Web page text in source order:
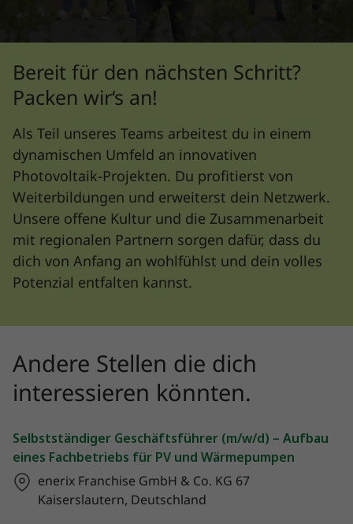
Bereit für den nächsten Schritt?
Packen wir‘s an!
Als Teil unseres Teams arbeitest du in einem
dynamischen Umfeld an innovativen
Photovoltaik-Projekten. Du profitierst von
Weiterbildungen und erweiterst dein Netzwerk.
Unsere offene Kultur und die Zusammenarbeit
mit regionalen Partnern sorgen dafür, dass du
dich von Anfang an wohlfühlst und dein volles
Potenzial entfalten kannst.
Andere Stellen die dich
interessieren könnten.
Selbstständiger Geschäftsführer (m/w/d) – Aufbau
eines Fachbetriebs für PV und Wärmepumpen
enerix Franchise GmbH & Co. KG 67
Kaiserslautern, Deutschland